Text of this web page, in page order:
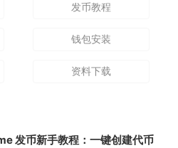
发币教程
钱包安装
资料下载
发币新手教程：一键创建代币